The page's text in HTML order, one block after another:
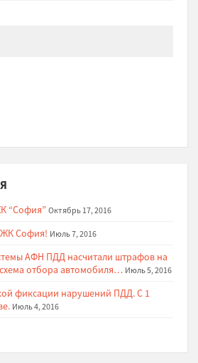
“София” Октябрь 17, 2016
ЖК София! Июль 7, 2016
АФН ПДД насчитали штрафов на
отбора автомобиля… Июль 5, 2016
фиксации нарушений ПДД. С 1
Июль 4, 2016